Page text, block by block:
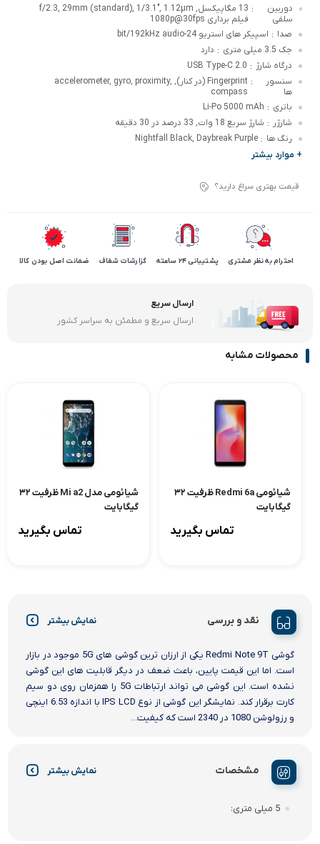
دوربین
سلفی
:
13 مگاپیکسل, f/2.3, 29mm (standard), 1/3.1", 1.12µm
فیلم برداری 1080p@30fps
صدا : اسپیکر های استریو 24-bit/192kHz audio
جک 3.5 میلی متری
: دارد
درگاه شارژ :
USB Type-C 2.0
سنسور
ها
:
Fingerprint (در کنار), accelerometer, gyro, proximity,
compass
باتری :
Li-Po 5000 mAh
شارژر : شارژ سریع 18 وات, 33 درصد در 30 دقیقه
رنگ ها :
Nightfall Black, Daybreak Purple
+ موارد بیشتر
قیمت بهتری سراغ دارید؟
احترام به نظر مشتری پشتیبانی 24 ساعته گزارشات شفاف ضمانت اصل بودن کالا
ارسال سریع
ارسال سریع و مطمئن به سراسر کشور
محصولات مشابه
شیائومی Redmi 6a ظرفیت ۳۲
گیگابایت
تماس بگیرید
شیائومی مدل Mi a2 ظرفیت ۳۲
گیگابایت
تماس بگیرید
نقد و بررسی نمایش بیشتر
گوشی Redmi Note 9T یکی از ارزان ترین گوشی های 5G موجود در بازار
است. اما این قیمت پایین، باعث ضعف در دیگر قابلیت های این گوشی
نشده است. این گوشی می تواند ارتباطات 5G را همزمان روی دو سیم
کارت برقرار کند. نمایشگر این گوشی از نوع IPS LCD با اندازه 6.53 اینچی
و رزولوشن 1080 در 2340 است که کیفیت...
مشخصات نمایش بیشتر
5 میلی متری